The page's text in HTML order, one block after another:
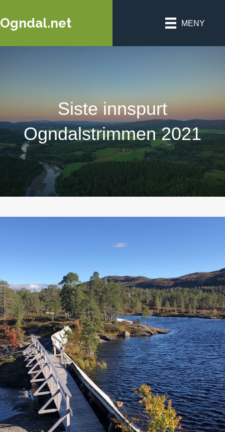
Ogndal.net MENY
Siste innspurt
Ogndalstrimmen 2021